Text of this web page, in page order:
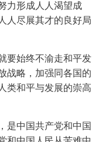
力形成人人渴望成
人尽展其才的良好局
始终不渝走和平发
战略，加强同各国的
类和平与发展的崇高
中国共产党和中国